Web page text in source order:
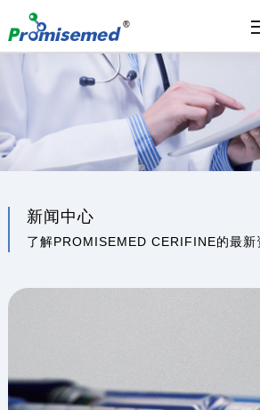
新闻中心
了解PROMISEMED CERIFINE的最新